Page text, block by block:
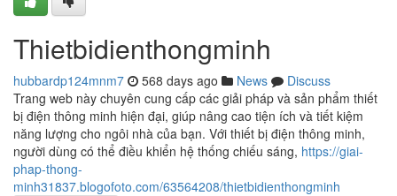
Thietbidienthongminh
hubbardp124mnm7 568 days ago News
Discuss
Trang web này chuyên cung cấp các giải pháp và sản phẩm thiết
bị điện thông minh hiện đại, giúp nâng cao tiện ích và tiết kiệm
năng lượng cho ngôi nhà của bạn. Với thiết bị điện thông minh,
người dùng có thể điều khiển hệ thống chiếu sáng, https://giai-
phap-thong-
minh31837.blogofoto.com/63564208/thietbidienthongminh